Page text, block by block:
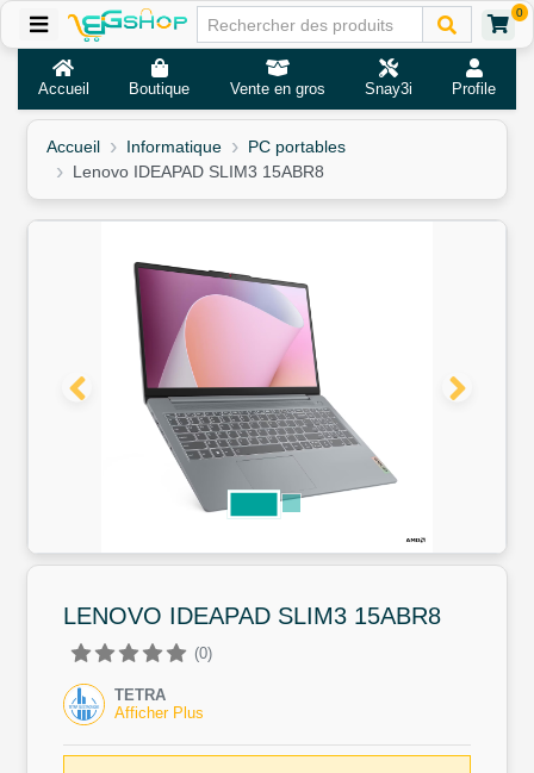
0
Accueil Boutique Vente en gros Snay3i Profile
Accueil Informatique
PC portables
Lenovo IDEAPAD SLIM3 15ABR8
LENOVO IDEAPAD SLIM3 15ABR8
(0)
TETRA
Afficher Plus